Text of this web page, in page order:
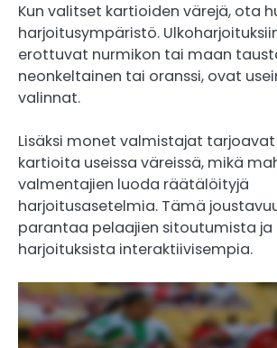
Kun valitset kartioiden värejä, ota
harjoitusympäristö.
erottuvat nurmikon tai maan
neonkeltainen tai oranssi, ovat
valinnat.
Lisäksi monet valmistajat
kartioita useissa väreissä, mikä
valmentajien luoda räätälöityjä
harjoitusasetelmia. Tämä
parantaa pelaajien sitoutumista ja
harjoituksista interaktiivisempia.